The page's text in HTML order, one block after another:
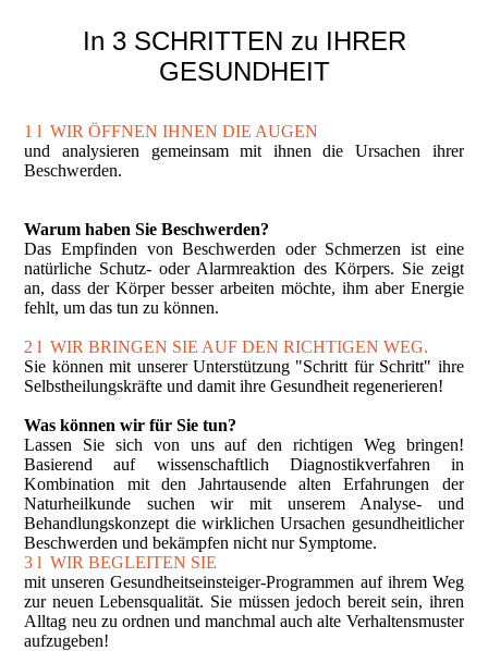
In 3 SCHRITTEN zu IHRER
GESUNDHEIT
1 l WIR ÖFFNEN IHNEN DIE AUGEN
und analysieren gemeinsam mit ihnen die Ursachen ihrer
Beschwerden.
Warum haben Sie Beschwerden?
Das Empfinden von Beschwerden oder Schmerzen ist eine
natürliche Schutz- oder Alarmreaktion des Körpers. Sie zeigt
an, dass der Körper besser arbeiten möchte, ihm aber Energie
fehlt, um das tun zu können.
2 l WIR BRINGEN SIE AUF DEN RICHTIGEN WEG.
Sie können mit unserer Unterstützung "Schritt für Schritt" ihre
Selbstheilungskräfte und damit ihre Gesundheit regenerieren!
Was können wir für Sie tun?
Lassen Sie sich von uns auf den richtigen Weg bringen!
Basierend auf wissenschaftlich Diagnostikverfahren in
Kombination mit den Jahrtausende alten Erfahrungen der
Naturheilkunde suchen wir mit unserem Analyse- und
Behandlungskonzept die wirklichen Ursachen gesundheitlicher
Beschwerden und bekämpfen nicht nur Symptome.
3 l WIR BEGLEITEN SIE
mit unseren Gesundheitseinsteiger-Programmen auf ihrem Weg
zur neuen Lebensqualität. Sie müssen jedoch bereit sein, ihren
Alltag neu zu ordnen und manchmal auch alte Verhaltensmuster
aufzugeben!